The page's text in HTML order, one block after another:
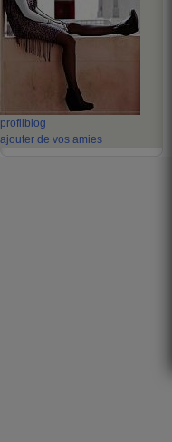
profil blog
ajouter de vos amies